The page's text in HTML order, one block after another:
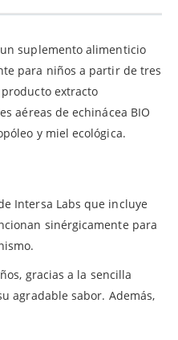
suplemento alimenticio
para niños a partir de tres
extracto
aéreas de echinácea BIO
y miel ecológica.
Intersa Labs que incluye
sinérgicamente para
gracias a la sencilla
agradable sabor. Además,